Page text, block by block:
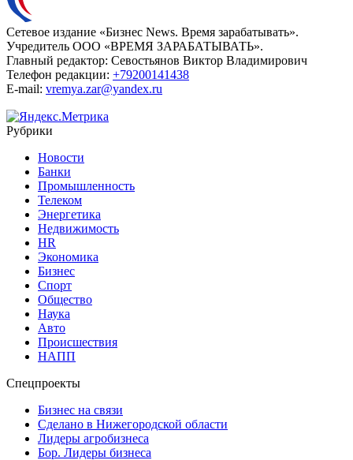
Сетевое издание «Бизнес News. Время зарабатывать».
Учредитель ООО «ВРЕМЯ ЗАРАБАТЫВАТЬ».
Главный редактор: Севостьянов Виктор Владимирович
Телефон редакции: +79200141438
E-mail: vremya.zar@yandex.ru
Рубрики
Новости
Банки
Промышленность
Телеком
Энергетика
Недвижимость
HR
Экономика
Бизнес
Спорт
Общество
Наука
Авто
Происшествия
НАПП
Спецпроекты
Бизнес на связи
Сделано в Нижегородской области
Лидеры агробизнеса
Бор. Лидеры бизнеса